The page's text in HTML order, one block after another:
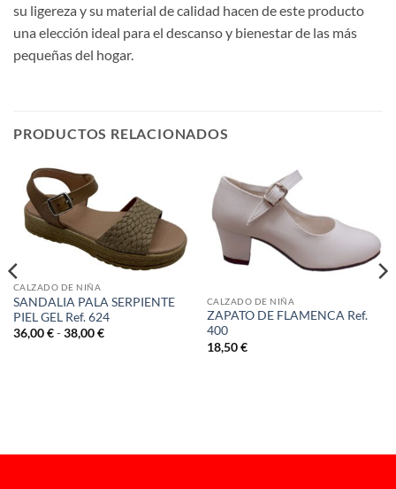
su ligereza y su material de calidad hacen de este producto
una elección ideal para el descanso y bienestar de las más
pequeñas del hogar.
PRODUCTOS RELACIONADOS
CALZADO DE NIÑA
SANDALIA PALA SERPIENTE
PIEL GEL Ref. 624
36,00€ - 38,00€Rango
CALZADO DE NIÑA
ZAPATO DE FLAMENCA Ref.
400
18,50€